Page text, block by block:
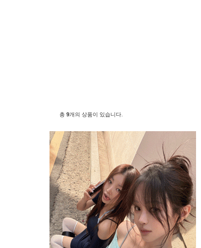
총 9개의 상품이 있습니다.